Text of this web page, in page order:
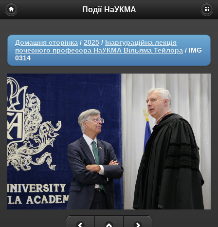
Події НаУКМА
Домашня сторінка / 2025 / Інавгураційна лекція
почесного професора НаУКМА Вільяма Тейлора / IMG
0314